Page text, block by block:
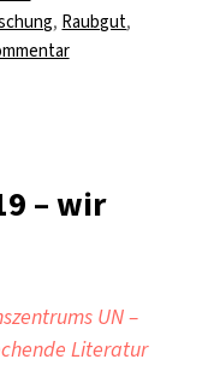
, Raubgut,
zu
–
2021
– wir
UN –
Literatur